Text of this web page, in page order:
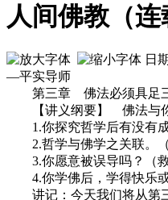
人间佛教（连
日
—平实导师
第三章 佛法必须具足
【讲义纲要】 佛法与你
1.你探究哲学后有没有成
2.哲学与佛学之关联。（
3.你愿意被误导吗？（救
4.你学佛后，学得快乐或
讲记：今天我们将从第三